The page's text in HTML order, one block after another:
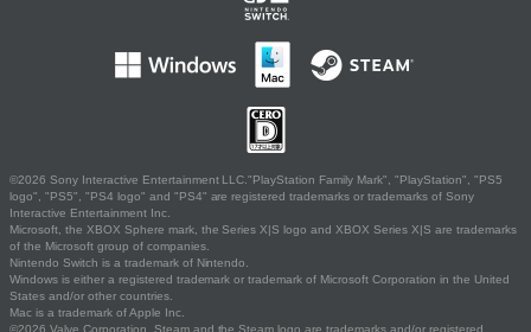
©2026 Sony Interactive Entertainment LLC."PlayStation Family Mark", "PlayStation", "PS5
logo", "PS5", "PS4 logo" and "PS4" are registered trademarks or trademarks of Sony
Interactive Entertainment Inc.
Microsoft, the XBOX Sphere mark, the Series X|S logo and XBOX Series X|S are trademarks
of the Microsoft group of companies.
Nintendo Switch is a trademark of Nintendo.
Windows is either a registered trademark or trademark of Microsoft Corporation in the United
States and/or other countries.
Mac is a trademark of Apple Inc.
©2026 Valve Corporation. Steam and the Steam logo are trademarks and/or registered